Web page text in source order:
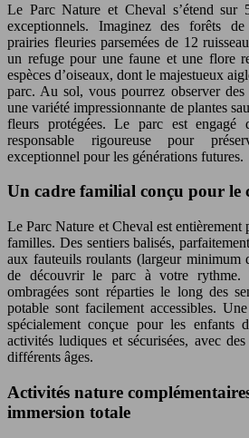
Le Parc Nature et Cheval s’étend sur
exceptionnels. Imaginez des forêts de
prairies fleuries parsemées de 12
un refuge pour une faune et une flore
espèces d’oiseaux, dont le majestueux
parc. Au sol, vous pourrez observer des
une variété impressionnante de plantes
fleurs protégées. Le parc est engagé
responsable rigoureuse pour
exceptionnel pour les générations futures.
Un cadre familial conçu pour le
Le Parc Nature et Cheval est entièrement
familles. Des sentiers balisés,
aux fauteuils roulants (largeur minimum
de découvrir le parc à votre rythme.
ombragées sont réparties le long des
potable sont facilement accessibles.
spécialement conçue pour les
activités ludiques et sécurisées, avec
différents âges.
Activités nature
immersion totale